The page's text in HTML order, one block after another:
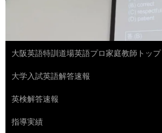
コ
ン
テ
ン
大阪英語特訓道場英語プロ家庭教師トップ
大学入試英語解答速報
英検解答速報
指導実績